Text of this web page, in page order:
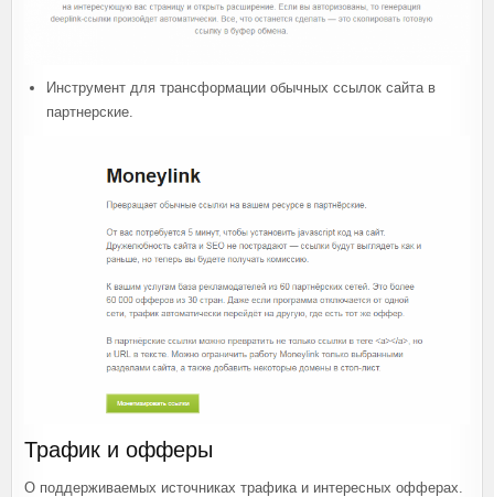
Инструмент для трансформации обычных ссылок сайта в
партнерские.
Трафик и офферы
О поддерживаемых источниках трафика и интересных офферах.